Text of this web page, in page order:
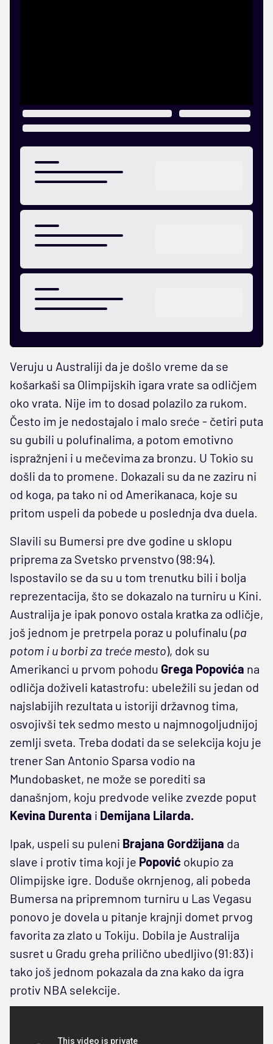
Veruju u Australiji da je došlo vreme da se
košarkaši sa Olimpijskih igara vrate sa odličjem
oko vrata. Nije im to dosad polazilo za rukom.
Često im je nedostajalo i malo sreće - četiri puta
su gubili u polufinalima, a potom emotivno
ispražnjeni i u mečevima za bronzu. U Tokio su
došli da to promene. Dokazali su da ne zaziru ni
od koga, pa tako ni od Amerikanaca, koje su
pritom uspeli da pobede u poslednja dva duela.
Slavili su Bumersi pre dve godine u sklopu
priprema za Svetsko prvenstvo (98:94).
Ispostavilo se da su u tom trenutku bili i bolja
reprezentacija, što se dokazalo na turniru u Kini.
Australija je ipak ponovo ostala kratka za odličje,
još jednom je pretrpela poraz u polufinalu (pa
potom i u borbi za treće mesto), dok su
Amerikanci u prvom pohodu Grega Popovića na
odličja doživeli katastrofu: ubeležili su jedan od
najslabijih rezultata u istoriji državnog tima,
osvojivši tek sedmo mesto u najmnogoljudnijoj
zemlji sveta. Treba dodati da se selekcija koju je
trener San Antonio Sparsa vodio na
Mundobasket, ne može se porediti sa
današnjom, koju predvode velike zvezde poput
Kevina Durenta i Demijana Lilarda.
Ipak, uspeli su puleni Brajana Gordžijana da
slave i protiv tima koji je Popović okupio za
Olimpijske igre. Doduše okrnjenog, ali pobeda
Bumersa na pripremnom turniru u Las Vegasu
ponovo je dovela u pitanje krajnji domet prvog
favorita za zlato u Tokiju. Dobila je Australija
susret u Gradu greha prilično ubedljivo (91:83) i
tako još jednom pokazala da zna kako da igra
protiv NBA selekcije.